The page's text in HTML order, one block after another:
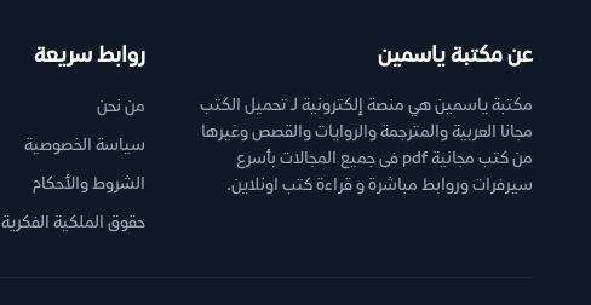
عن مكتبة ياسمين
مكتبة ياسمين هي منصة إلكترونية لـ تحميل الكتب
مجانا العربية والمترجمة والروايات والقصص وغيرها
من كتب مجانية pdf فى جميع المجالات بأسرع
سيرفرات وروابط مباشرة و قراءة كتب اونلاين.
روابط سريعة
من نحن
سياسة الخصوصية
الشروط والأحكام
حقوق الملكية الفكرية